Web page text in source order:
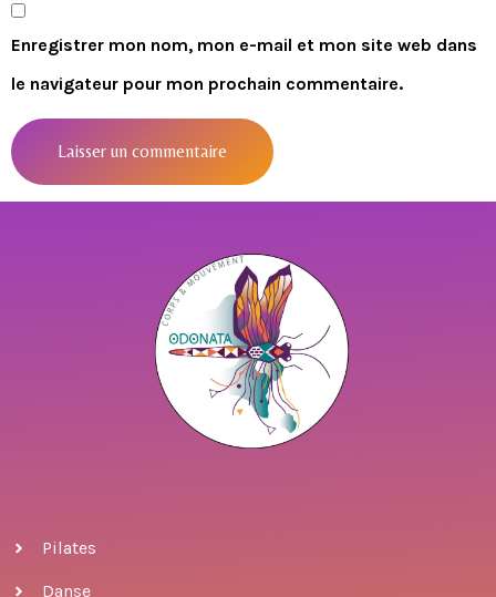
Enregistrer mon nom, mon e-mail et mon site web dans
le navigateur pour mon prochain commentaire.
Pilates
Danse